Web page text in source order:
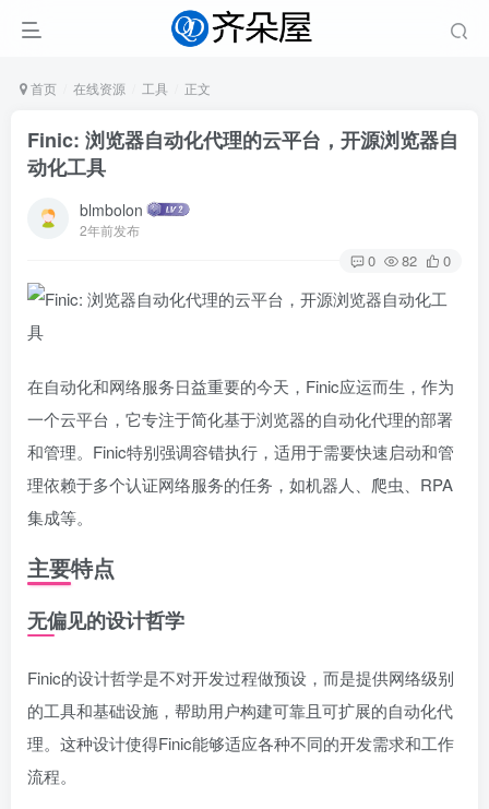
首页 在线资源 工具 正文
Finic: 浏览器自动化代理的云平台，开源浏览器自
动化工具
blmbolon
2年前发布
0 82 0
在自动化和网络服务日益重要的今天，Finic应运而生，作为
一个云平台，它专注于简化基于浏览器的自动化代理的部署
和管理。Finic特别强调容错执行，适用于需要快速启动和管
理依赖于多个认证网络服务的任务，如机器人、爬虫、RPA
集成等。
主要特点
无偏见的设计哲学
Finic的设计哲学是不对开发过程做预设，而是提供网络级别
的工具和基础设施，帮助用户构建可靠且可扩展的自动化代
理。这种设计使得Finic能够适应各种不同的开发需求和工作
流程。